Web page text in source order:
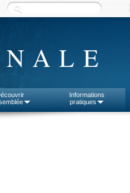
Informations
pratiques